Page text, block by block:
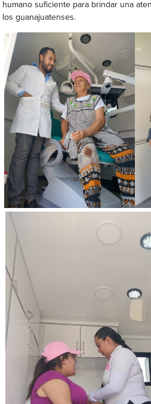
humano suficiente para brindar una
los guanajuatenses.